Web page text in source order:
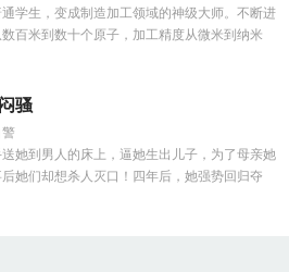
学生，变成制造加工领域的神级大师。不断进
百米到数十个原子，加工精度从微米到纳米
骚
她到男人的床上，逼她生出儿子，为了母亲她
她们却想杀人灭口！四年后，她强势回归夺